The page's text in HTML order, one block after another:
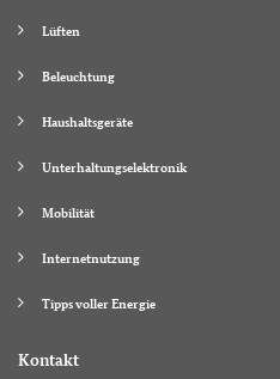
Lüften
Beleuchtung
Haushaltsgeräte
Unterhaltungselektronik
Mobilität
Internetnutzung
Tipps voller Energie
Kontakt